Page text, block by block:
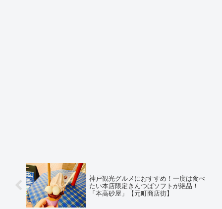
神戸観光グルメにおすすめ！一度は食べ
たい本店限定きんつばソフトが絶品！
「本高砂屋」【元町商店街】